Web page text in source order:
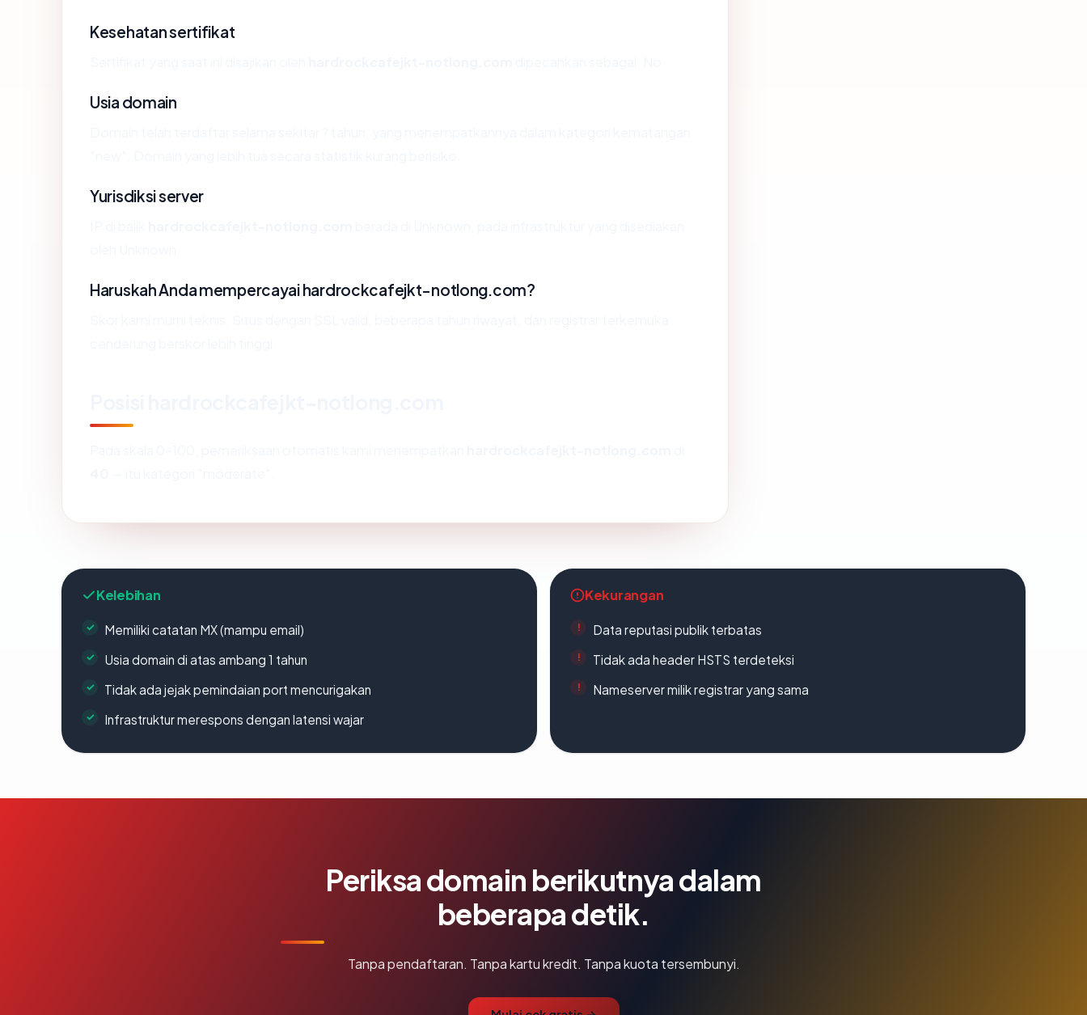
Kesehatan sertifikat
Usia domain
Yurisdiksi server
Haruskah Anda mempercayai hardrockcafejkt-notlong.com?
Kelebihan
Memiliki catatan MX (mampu email)
Usia domain di atas ambang 1 tahun
Tidak ada jejak pemindaian port mencurigakan
Infrastruktur merespons dengan latensi wajar
Kekurangan
Data reputasi publik terbatas
Tidak ada header HSTS terdeteksi
Nameserver milik registrar yang sama
Periksa domain berikutnya dalam
beberapa detik.
Tanpa pendaftaran. Tanpa kartu kredit. Tanpa kuota tersembunyi.